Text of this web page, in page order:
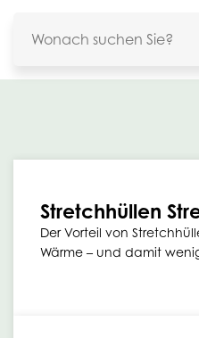
Stretchhüllen
Der Vorteil von
Wärme – und damit